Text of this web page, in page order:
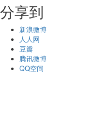
分享到
新浪微博
人人网
豆瓣
腾讯微博
QQ空间